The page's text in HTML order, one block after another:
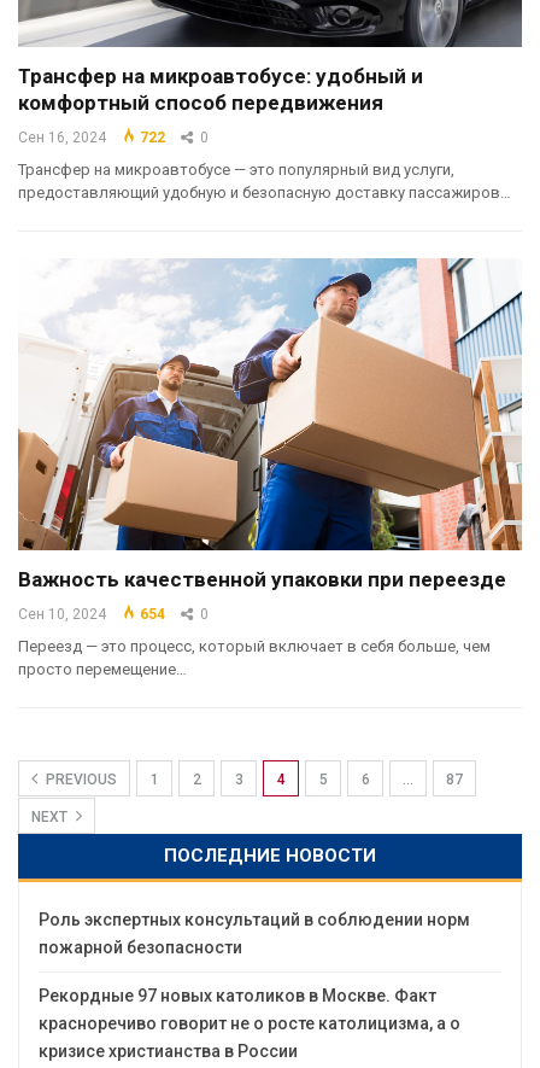
Трансфер на микроавтобусе: удобный и
комфортный способ передвижения
Сен 16, 2024 722 0
Трансфер на микроавтобусе — это популярный вид услуги,
предоставляющий удобную и безопасную доставку пассажиров…
Важность качественной упаковки при переезде
Сен 10, 2024 654 0
Переезд — это процесс, который включает в себя больше, чем
просто перемещение…
PREVIOUS 1 2 3 4 5 6 … 87
NEXT
ПОСЛЕДНИЕ НОВОСТИ
Роль экспертных консультаций в соблюдении норм
пожарной безопасности
Рекордные 97 новых католиков в Москве. Факт
красноречиво говорит не о росте католицизма, а о
кризисе христианства в России